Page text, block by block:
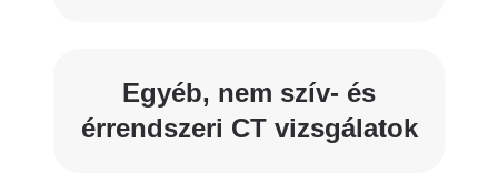
Egyéb, nem szív- és
érrendszeri CT vizsgálatok